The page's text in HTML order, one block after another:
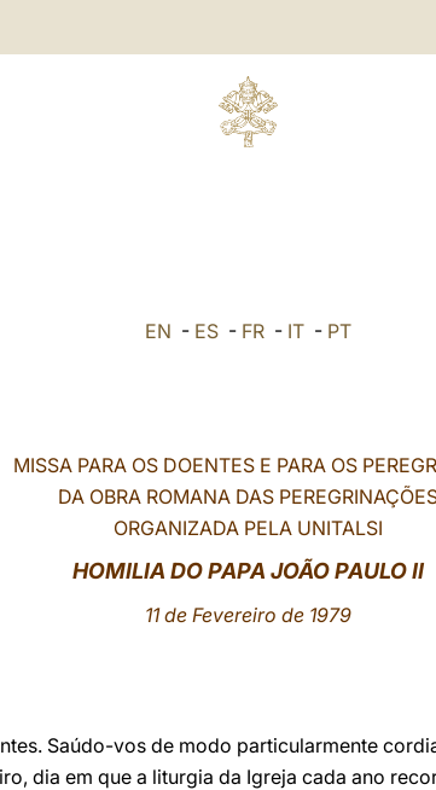
EN - ES- FR- IT- PT
MISSA PARA OS DOENTES E PARA OS
DA OBRA ROMANA DAS
ORGANIZADA PELA UNITALSI
HOMILIA DO PAPA JOÃO PAULO II
11 de Fevereiro de 1979
Saúdo-vos de modo particularmente
dia em que a liturgia da Igreja cada ano